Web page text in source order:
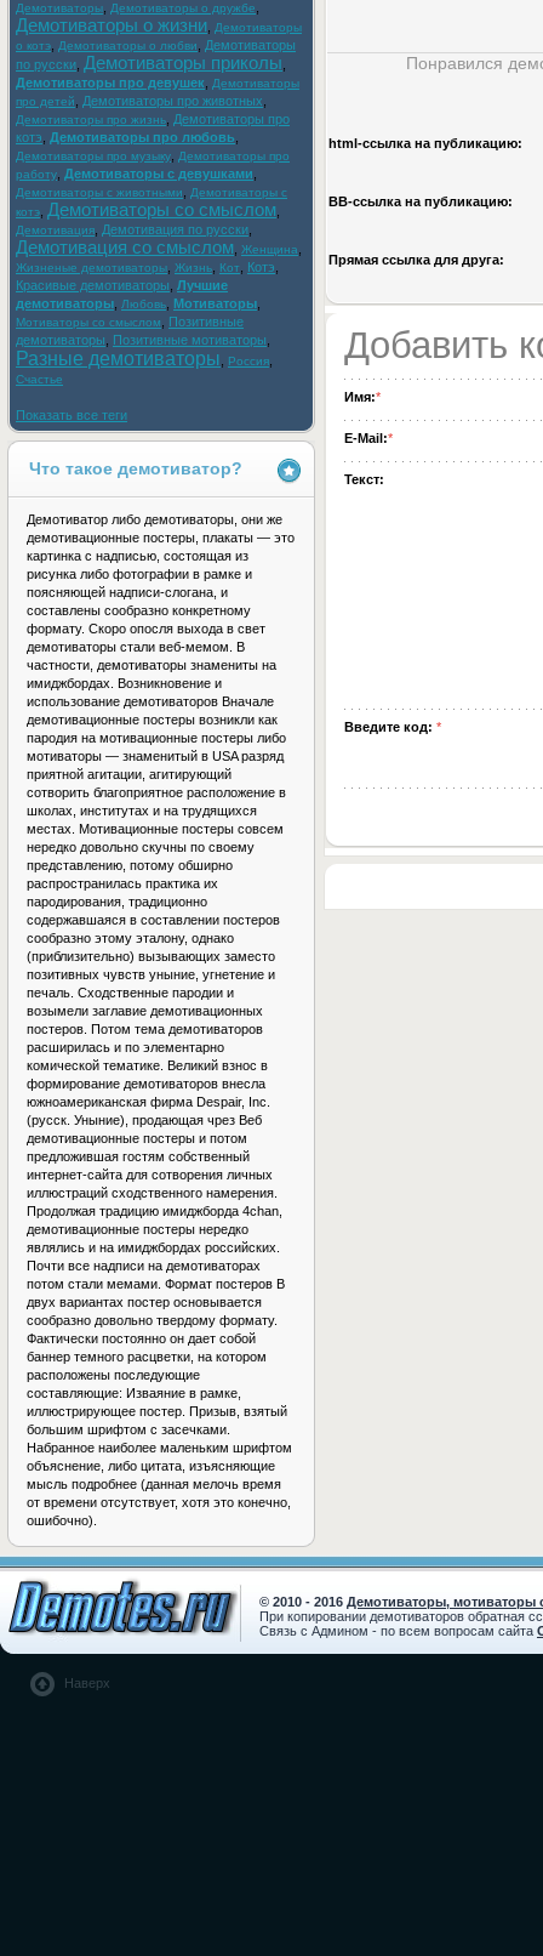
Понравился
html-cсылка на публикацию:
BB-cсылка на публикацию:
Прямая ссылка для друга:
Добавить
Имя:*
E-Mail:*
Текст:
Введите код: *
Демотиваторы Демотиваторы о дружбе
Демотиваторы о жизни
Демотиваторы
о котэ
Демотиваторы о любви
Демотиваторы
по русски Демотиваторы приколы
Демотиваторы про девушек
Демотиваторы
про детей
Демотиваторы про животных
Демотиваторы про жизнь
Демотиваторы про
котэ
Демотиваторы про любовь
Демотиваторы про музыку
Демотиваторы про
работу
Демотиваторы с девушками
Демотиваторы с животными
Демотиваторы с
котэ
Демотиваторы со смыслом
Демотивация Демотивация по русски
Демотивация со смыслом Женщина
Жизненые демотиваторы Жизнь Кот Котэ
Красивые демотиваторы Лучшие
демотиваторы
Любовь Мотиваторы
Мотиваторы со смыслом
Позитивные
демотиваторы
Позитивные мотиваторы
Разные демотиваторы Россия
Счастье
Показать все теги
Что такое демотиватор?
Демотиватор либо демотиваторы, они же
демотивационные постеры, плакаты — это
картинка с надписью, состоящая из
рисунка либо фотографии в рамке и
поясняющей надписи-слогана, и
составлены сообразно конкретному
формату. Скоро опосля выхода в свет
демотиваторы стали веб-мемом. В
частности, демотиваторы знамениты на
имиджбордах. Возникновение и
использование демотиваторов Вначале
демотивационные постеры возникли как
пародия на мотивационные постеры либо
мотиваторы — знаменитый в USA разряд
приятной агитации, агитирующий
сотворить благоприятное расположение в
школах, институтах и на трудящихся
местах. Мотивационные постеры совсем
нередко довольно скучны по своему
представлению, потому обширно
распространилась практика их
пародирования, традиционно
содержавшаяся в составлении постеров
сообразно этому эталону, однако
(приблизительно) вызывающих заместо
позитивных чувств уныние, угнетение и
печаль. Сходственные пародии и
возымели заглавие демотивационных
постеров. Потом тема демотиваторов
расширилась и по элементарно
комической тематике. Великий взнос в
формирование демотиваторов внесла
южноамериканская фирма Despair, Inc.
(русск. Уныние), продающая чрез Веб
демотивационные постеры и потом
предложившая гостям собственный
интернет-сайта для сотворения личных
иллюстраций сходственного намерения.
Продолжая традицию имиджборда 4chan,
демотивационные постеры нередко
являлись и на имиджбордах российских.
Почти все надписи на демотиваторах
потом стали мемами. Формат постеров В
двух вариантах постер основывается
сообразно довольно твердому формату.
Фактически постоянно он дает собой
баннер темного расцветки, на котором
расположены последующие
составляющие: Изваяние в рамке,
иллюстрирующее постер. Призыв, взятый
большим шрифтом с засечками.
Набранное наиболее маленьким шрифтом
объяснение, либо цитата, изъясняющие
мысль подробнее (данная мелочь время
от времени отсутствует, хотя это конечно,
ошибочно).
© 2010 - 2016 Демотиваторы, мотиваторы
При копировании демотиваторов обратная
Связь с Админом - по всем вопросам сайта
Наверх